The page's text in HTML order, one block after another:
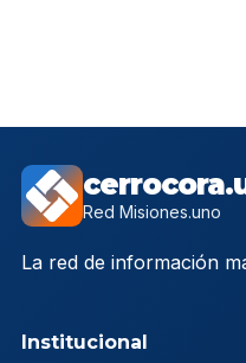
Red Misiones.uno
La red de información
Institucional